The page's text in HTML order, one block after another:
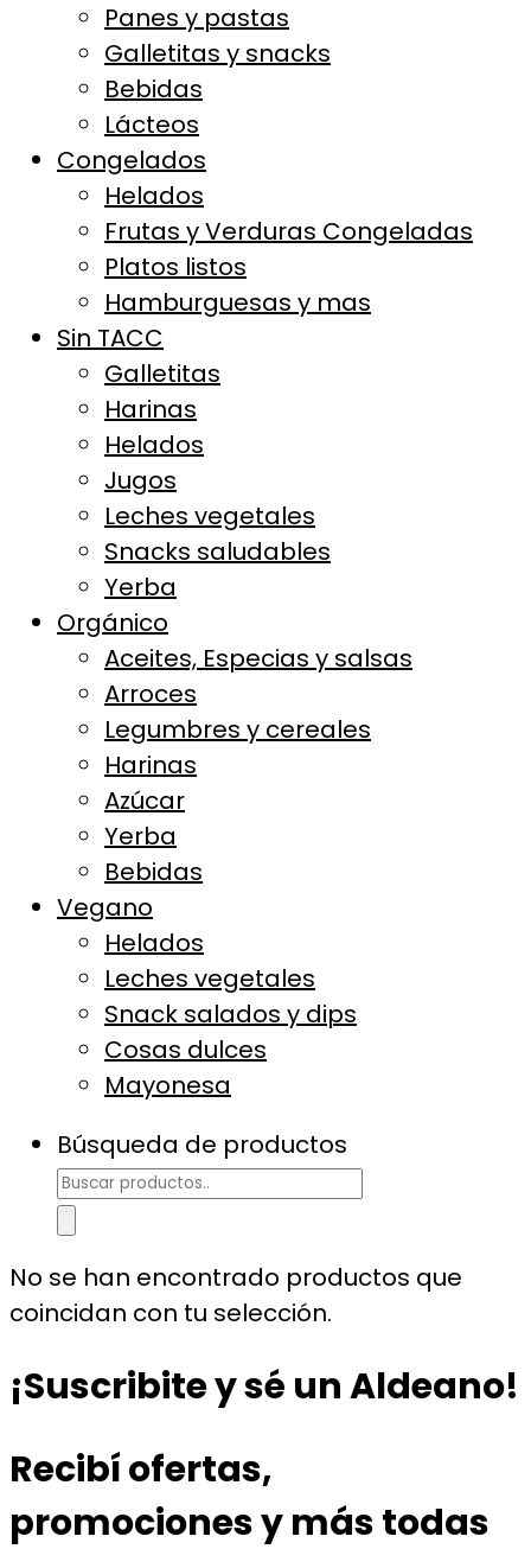
Panes y pastas
Galletitas y snacks
Bebidas
Lácteos
Congelados
Helados
Frutas y Verduras Congeladas
Platos listos
Hamburguesas y mas
Sin TACC
Galletitas
Harinas
Helados
Jugos
Leches vegetales
Snacks saludables
Yerba
Orgánico
Aceites, Especias y salsas
Arroces
Legumbres y cereales
Harinas
Azúcar
Yerba
Bebidas
Vegano
Helados
Leches vegetales
Snack salados y dips
Cosas dulces
Mayonesa
Búsqueda de productos
No se han encontrado productos que
coincidan con tu selección.
¡Suscribite y sé un Aldeano!
Recibí ofertas,
promociones y más todas